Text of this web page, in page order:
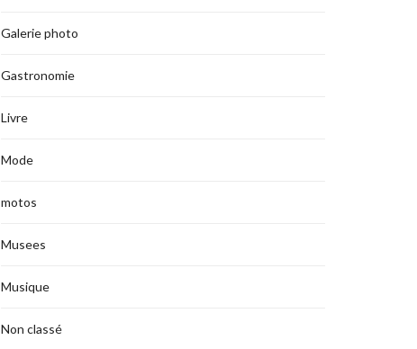
Galerie photo
Gastronomie
Livre
Mode
motos
Musees
Musique
Non classé